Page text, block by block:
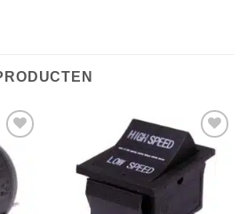
aan
Toevoegen
aan
verlanglijst